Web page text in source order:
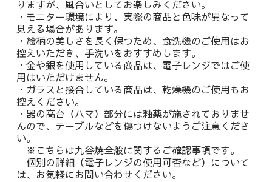
りますが、風合いとしてお楽しみください。
・モニター環境により、実際の商品と色味が異なって
見える場合があります。
・絵柄の美しさを長く保つため、食洗機のご使用はお
控えいただき、手洗いをおすすめします。
・金や銀を使用している商品は、電子レンジではご使
用はいただけません。
・ガラスと接合している商品は、乾燥機のご使用もお
控えください。
・器の高台（ハマ）部分には釉薬が施されておりませ
んので、テーブルなどを傷つけないようご注意くださ
い。
※こちらは九谷焼全般に関するご確認事項です。
個別の詳細（電子レンジの使用可否など）について
は、お気軽にお問い合わせください。